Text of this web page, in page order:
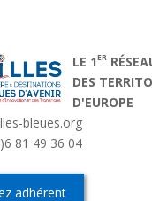
LE 1ER
DES
D'EUROPE
bleues.org
81 49 36 04
adhérent